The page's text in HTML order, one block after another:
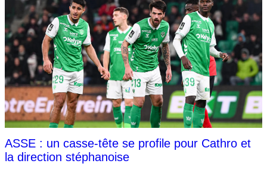
ASSE : un casse-tête se profile pour Cathro et
la direction stéphanoise